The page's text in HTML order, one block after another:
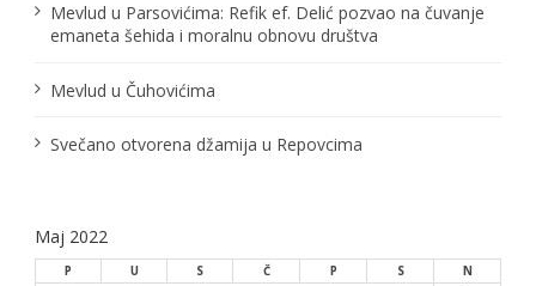
Mevlud u Parsovićima: Refik ef. Delić pozvao na čuvanje
emaneta šehida i moralnu obnovu društva
Mevlud u Čuhovićima
Svečano otvorena džamija u Repovcima
Maj 2022
P U S Č P S
N